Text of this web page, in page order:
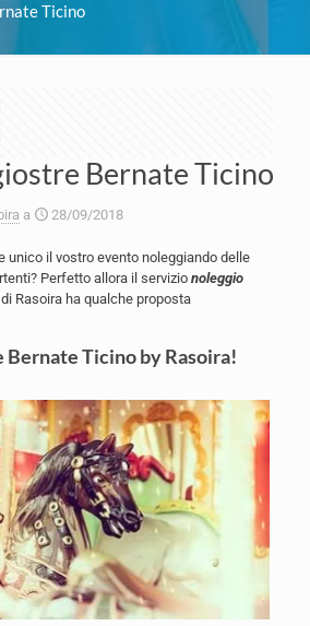
Ticino
Bernate Ticino
a 28/09/2018
unico il vostro evento noleggiando delle
Perfetto allora il servizio noleggio
Rasoira ha qualche proposta
Bernate Ticino by Rasoira!